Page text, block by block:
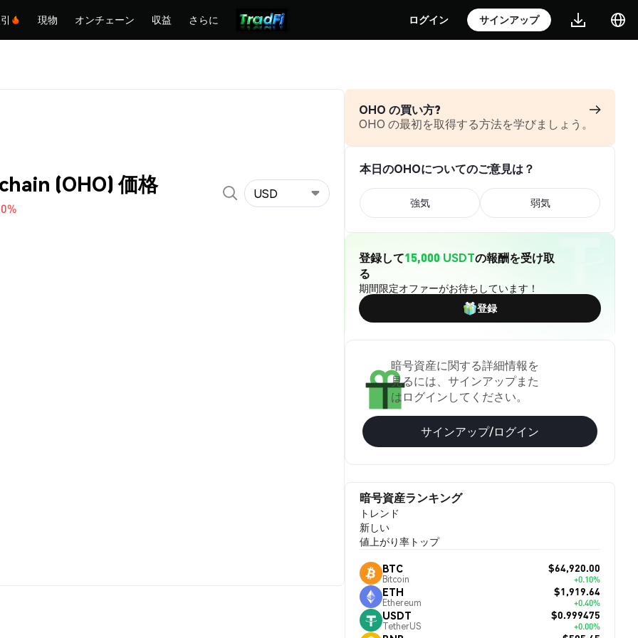
現物 オンチェーン 収益 さらに ログイン サインアップ
(OHO) 価格 USD
OHO の買い方?
OHO の最初を取得する方法を学びましょう。
本日のOHOについてのご意見は？
強気 弱気
登録して15,000 USDTの報酬を受け取
る
期間限定オファーがお待ちしています！
登録
暗号資産に関する詳細情報を
見るには、サインアップまた
はログインしてください。
サインアップ/ログイン
暗号資産ランキング
トレンド
新しい
値上がり率トップ
BTC
Bitcoin
$64,920.00
+0.10%
ETH
Ethereum
$1,919.64
+0.40%
USDT
TetherUS
$0.999475
+0.00%